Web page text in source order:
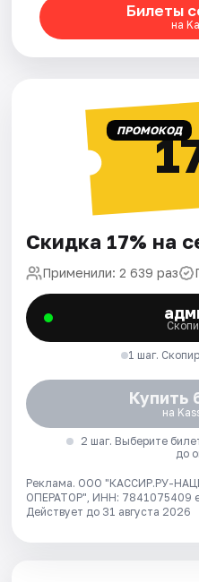
Билеты
на
ПРОМОКОД
Скидка 17% на
Применили: 2 639 раз
1 шаг.
Купить
на
2 шаг. Выберите
до
Реклама. ООО "КАССИР.РУ-
ОПЕРАТОР", ИНН: 7841075409
Действует до 31 августа 2026